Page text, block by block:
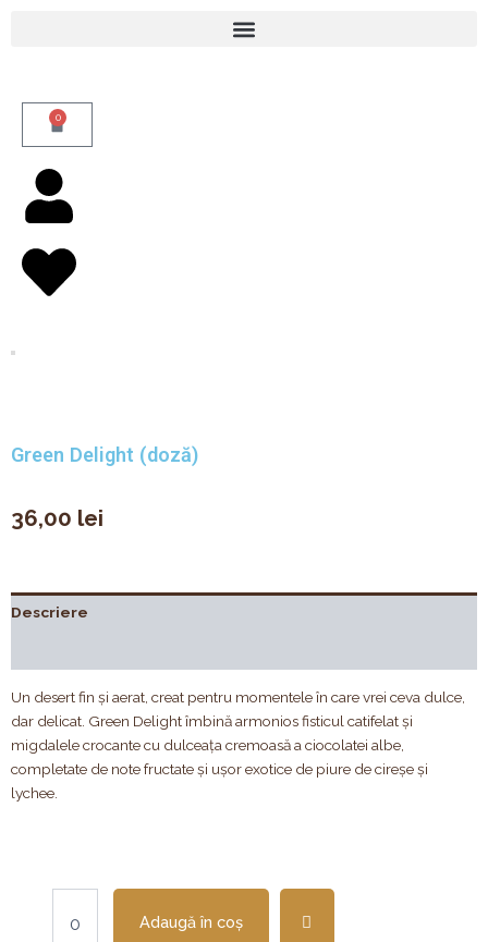
0
Cart
Green Delight (doză)
36,00 lei
Descriere
Un desert fin și aerat, creat pentru momentele în care vrei ceva dulce,
dar delicat. Green Delight îmbină armonios fisticul catifelat și
migdalele crocante cu dulceața cremoasă a ciocolatei albe,
completate de note fructate și ușor exotice de piure de cireșe și
lychee.
Adaugă în coș